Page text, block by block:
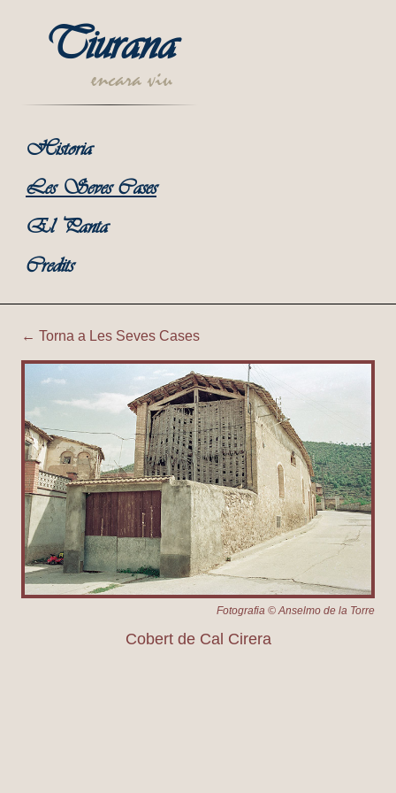
Tiurana
encara viu
Historia
Les Seves Cases
El Panta
Credits
Tiurana | Cobert de Cal
← Torna a Les Seves Cases
Fotografia © Anselmo de la Torre
Cobert de Cal Cirera